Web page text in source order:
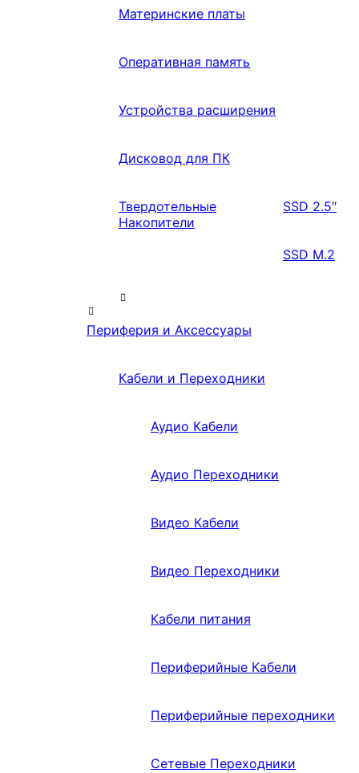
Материнские платы
Оперативная память
Устройства расширения
Дисковод для ПК
Твердотельные
Накопители
SSD 2.5″
SSD M.2
Периферия и Аксессуары
Кабели и Переходники
Аудио Кабели
Аудио Переходники
Видео Кабели
Видео Переходники
Кабели питания
Периферийные Кабели
Периферийные переходники
Сетевые Переходники